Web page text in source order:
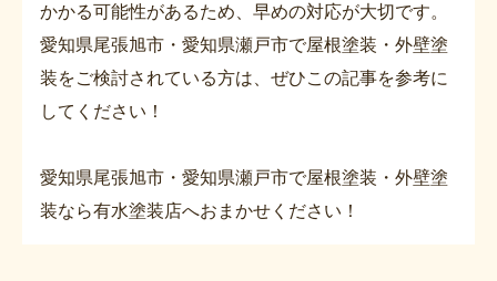
かかる可能性があるため、早めの対応が大切です。
愛知県尾張旭市・愛知県瀬戸市で屋根塗装・外壁塗
装をご検討されている方は、ぜひこの記事を参考に
してください！
愛知県尾張旭市・愛知県瀬戸市で屋根塗装・外壁塗
装なら有水塗装店へおまかせください！